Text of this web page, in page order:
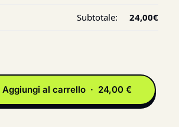
Subtotale: 24,00€
Aggiungi al carrello · 24,00 €